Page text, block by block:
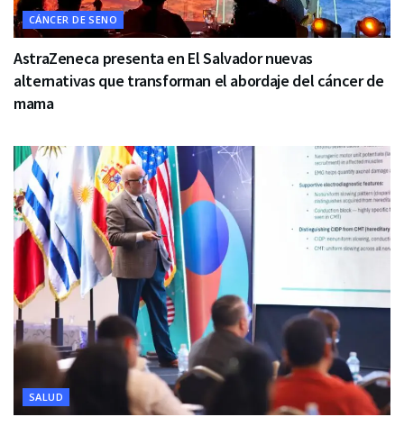
CÁNCER DE SENO
AstraZeneca presenta en El Salvador nuevas
alternativas que transforman el abordaje del cáncer de
mama
SALUD